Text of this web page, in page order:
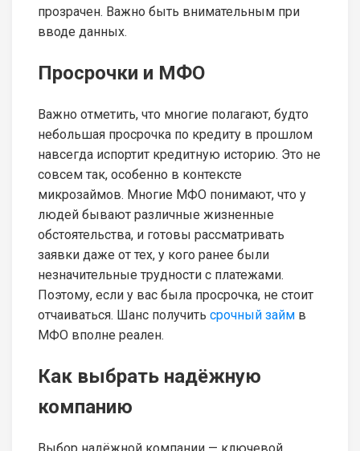
прозрачен. Важно быть внимательным при
вводе данных.
Просрочки и МФО
Важно отметить, что многие полагают, будто
небольшая просрочка по кредиту в прошлом
навсегда испортит кредитную историю. Это не
совсем так, особенно в контексте
микрозаймов. Многие МФО понимают, что у
людей бывают различные жизненные
обстоятельства, и готовы рассматривать
заявки даже от тех, у кого ранее были
незначительные трудности с платежами.
Поэтому, если у вас была просрочка, не стоит
отчаиваться. Шанс получить срочный займ в
МФО вполне реален.
Как выбрать надёжную
компанию
Выбор надёжной компании — ключевой